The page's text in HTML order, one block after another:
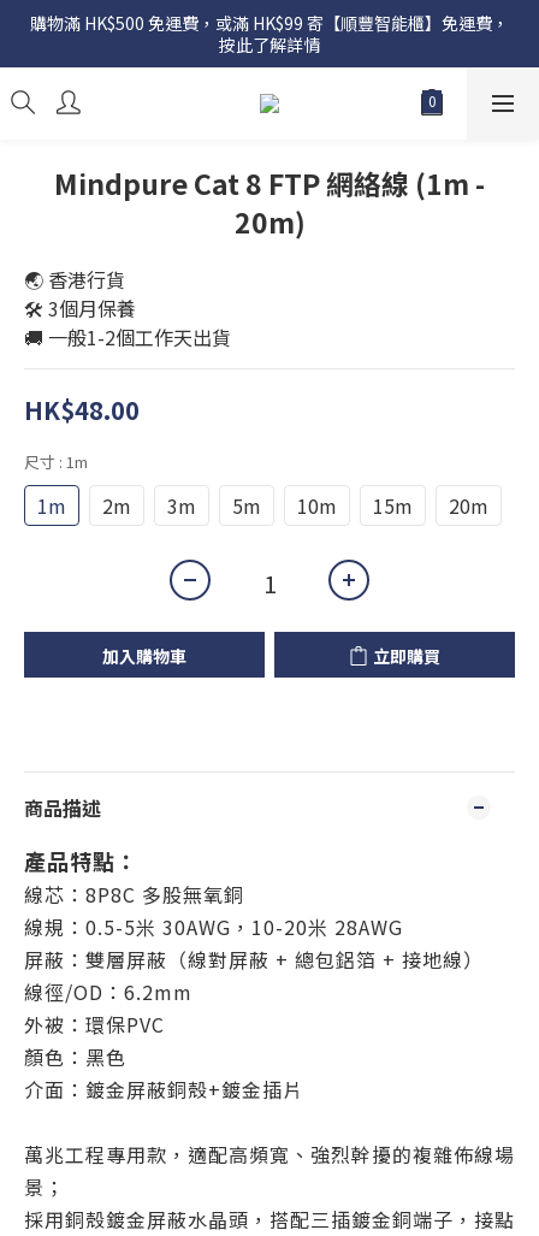
購物滿 HK$500 免運費，或滿 HK$99 寄【順豐智能櫃】免運費，
按此了解詳情
Mindpure Cat 8 FTP 網絡線 (1m -
20m)
🌏 香港行貨
🛠️ 3個月保養
🚚 一般1-2個工作天出貨
HK$48.00
尺寸 : 1m
1m 2m 3m 5m 10m 15m 20m
加入購物車 立即購買
商品描述
產品特點：
線芯：8P8C 多股無氧銅
線規：0.5-5米 30AWG，10-20米 28AWG
屏蔽：雙層屏蔽（線對屏蔽 + 總包鋁箔 + 接地線）
線徑/OD：6.2mm
外被：環保PVC
顏色：黑色
介面：鍍金屏蔽銅殼+鍍金插片
萬兆工程專用款，適配高頻寬、強烈幹擾的複雜佈線場
景；
採用銅殼鍍金屏蔽水晶頭，搭配三插鍍金銅端子，接點